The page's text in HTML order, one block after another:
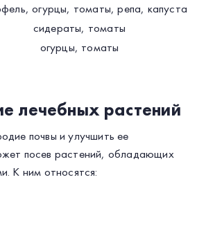
огурцы, томаты, репа, капуста
сидераты, томаты
огурцы, томаты
лечебных растений
почвы и улучшить ее
посев растений, обладающих
К ним относятся: